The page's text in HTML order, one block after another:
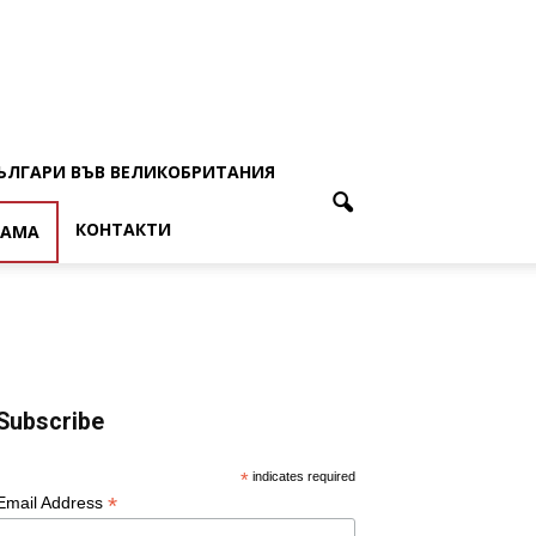
ВЪВ ВЕЛИКОБРИТАНИЯ
КОНТАКТИ
* indicates required
Address *